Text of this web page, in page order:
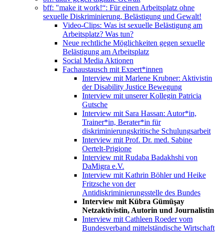
bff: "make it work!“: Für einen Arbeitsplatz ohne
sexuelle Diskriminierung, Belästigung und Gewalt!
Video-Clips: Was ist sexuelle Belästigung am
Arbeitsplatz? Was tun?
Neue rechtliche Möglichkeiten gegen sexuelle
Belästigung am Arbeitsplatz
Social Media Aktionen
Fachaustausch mit Expert*innen
Interview mit Marlene Krubner: Aktivistin
der Disability Justice Bewegung
Interview mit unserer Kollegin Patricia
Gutsche
Interview mit Sara Hassan: Autor*in,
Trainer*in, Berater*in für
diskriminierungskritische Schulungsarbeit
Interview mit Prof. Dr. med. Sabine
Oertelt-Prigione
Interview mit Rudaba Badakhshi von
DaMigra e.V.
Interview mit Kathrin Böhler und Heike
Fritzsche von der
Antidiskriminierungsstelle des Bundes
Interview mit Kübra Gümüşay
Netzaktivistin, Autorin und Journalistin
Interview mit Cathleen Roeder vom
Bundesverband mittelständische Wirtschaft